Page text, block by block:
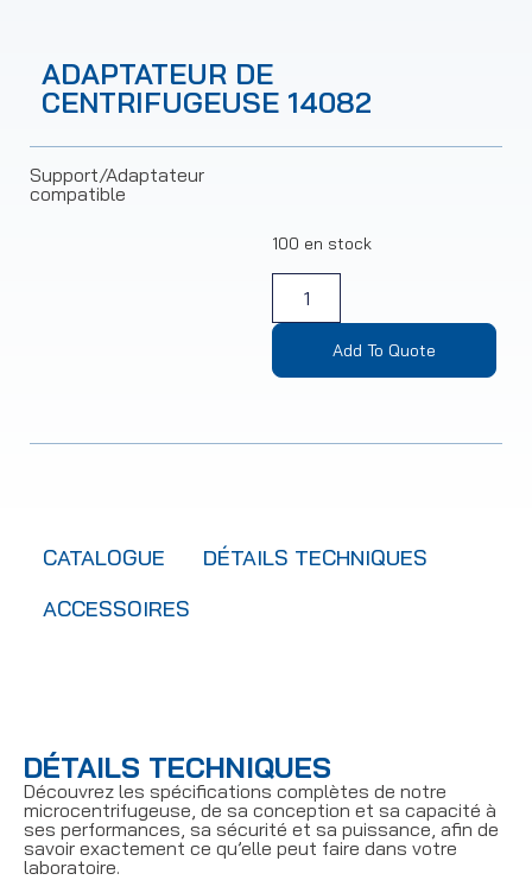
ADAPTATEUR DE
CENTRIFUGEUSE 14082
Support/Adaptateur
compatible
100 en stock
Add To Quote
CATALOGUE
DÉTAILS TECHNIQUES
ACCESSOIRES
DÉTAILS TECHNIQUES
Découvrez les spécifications complètes de notre
microcentrifugeuse, de sa conception et sa capacité à
ses performances, sa sécurité et sa puissance, afin de
savoir exactement ce qu’elle peut faire dans votre
laboratoire.